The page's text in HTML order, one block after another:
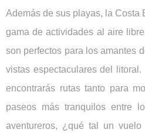
Además de sus playas, la Costa
gama de actividades al aire
son perfectos para los amantes
vistas espectaculares del
encontrarás rutas tanto para
paseos más tranquilos entre
aventureros, ¿qué tal un vuelo